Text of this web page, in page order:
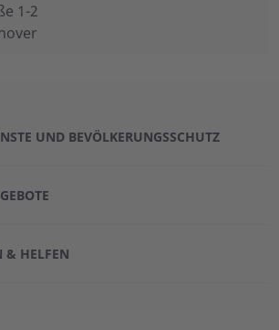
1-2
UND BEVÖLKERUNGSSCHUTZ
& HELFEN